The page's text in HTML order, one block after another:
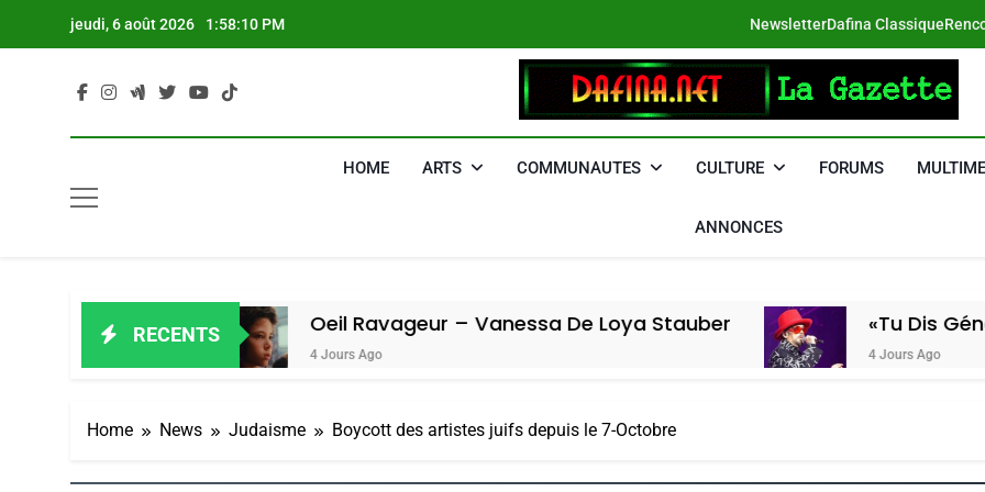
jeudi, 6 août 2026 1:58:11 PM NewsletterDafina Classique
DAFINA
HOME ARTS COMMUNAUTES CULTURE FORUMS
ANNONCES
RECENTSOeil Ravageur – Vanessa De Loya Stauber
4 Jours Ago
«Tu Dis Génocide, Je
4 Jours Ago
Home News Judaisme Boycott des artistes juifs depuis le 7-Octobre